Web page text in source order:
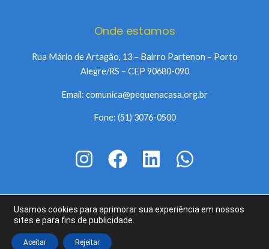
Onde estamos
Rua Mário de Artagão, 13 – Bairro Partenon – Porto
Alegre/RS – CEP 90680-090
Email: comunica@pequenacasa.org.br
Fone: (51) 3076-0500
Copyright © 2026 Pequena Casa da Criança | Todos os diretos
Usamos cookies para aprimorar sua experiência em nossos
sites e para fins de publicidade.
Aceitar Rejeitar